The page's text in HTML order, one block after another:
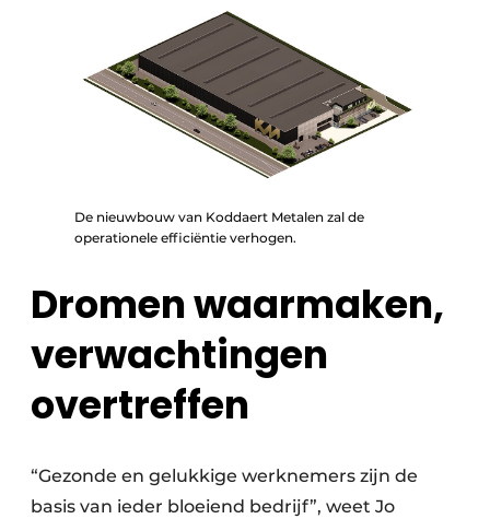
De nieuwbouw van Koddaert Metalen zal de
operationele efficiëntie verhogen.
Dromen waarmaken,
verwachtingen
overtreffen
“Gezonde en gelukkige werknemers zijn de
basis van ieder bloeiend bedrijf”, weet Jo